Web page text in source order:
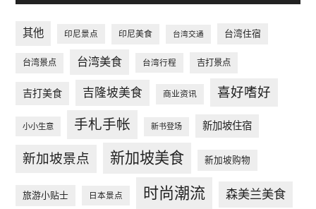
其他 印尼景点 印尼美食 台湾交通 台湾住宿
台湾景点 台湾美食 台湾行程 吉打景点
吉打美食 吉隆坡美食 商业资讯 喜好嗜好
小小生意 手札手帐 新书登场 新加坡住宿
新加坡景点 新加坡美食 新加坡购物
旅游小贴士 日本景点 时尚潮流 森美兰美食